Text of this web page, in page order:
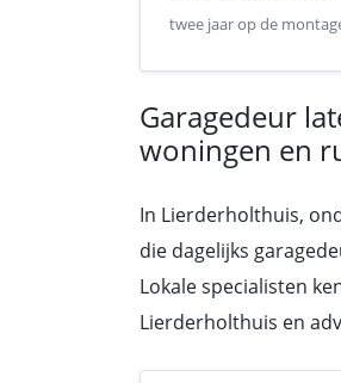
twee jaar op de
Garagedeur
woningen en
In Lierderholthuis,
die dagelijks
Lokale specialisten
Lierderholthuis en